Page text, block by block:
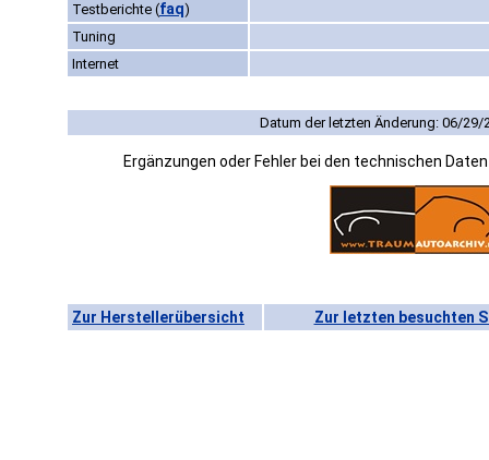
Testberichte (faq)
Tuning
Internet
Datum der letzten Änderung: 06/29/
Ergänzungen oder Fehler bei den technischen
Zur Herstellerübersicht Zur letzten besuchten